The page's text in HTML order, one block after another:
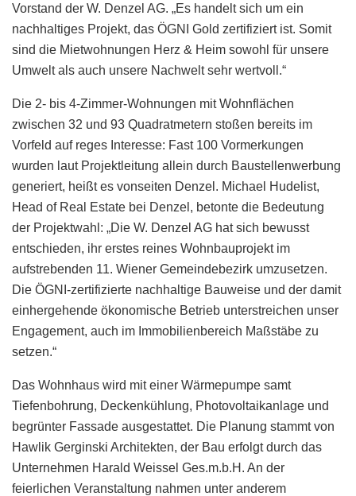
Vorstand der W. Denzel AG. „Es handelt sich um ein
nachhaltiges Projekt, das ÖGNI Gold zertifiziert ist. Somit
sind die Mietwohnungen Herz & Heim sowohl für unsere
Umwelt als auch unsere Nachwelt sehr wertvoll.“
Die 2- bis 4-Zimmer-Wohnungen mit Wohnflächen
zwischen 32 und 93 Quadratmetern stoßen bereits im
Vorfeld auf reges Interesse: Fast 100 Vormerkungen
wurden laut Projektleitung allein durch Baustellenwerbung
generiert, heißt es vonseiten Denzel. Michael Hudelist,
Head of Real Estate bei Denzel, betonte die Bedeutung
der Projektwahl: „Die W. Denzel AG hat sich bewusst
entschieden, ihr erstes reines Wohnbauprojekt im
aufstrebenden 11. Wiener Gemeindebezirk umzusetzen.
Die ÖGNI-zertifizierte nachhaltige Bauweise und der damit
einhergehende ökonomische Betrieb unterstreichen unser
Engagement, auch im Immobilienbereich Maßstäbe zu
setzen.“
Das Wohnhaus wird mit einer Wärmepumpe samt
Tiefenbohrung, Deckenkühlung, Photovoltaikanlage und
begrünter Fassade ausgestattet. Die Planung stammt von
Hawlik Gerginski Architekten, der Bau erfolgt durch das
Unternehmen Harald Weissel Ges.m.b.H. An der
feierlichen Veranstaltung nahmen unter anderem